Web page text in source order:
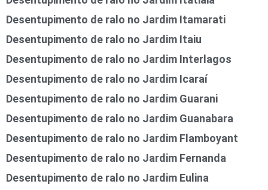
Desentupimento de ralo no Jardim Itamarati
Desentupimento de ralo no Jardim Itaiu
Desentupimento de ralo no Jardim Interlagos
Desentupimento de ralo no Jardim Icaraí
Desentupimento de ralo no Jardim Guarani
Desentupimento de ralo no Jardim Guanabara
Desentupimento de ralo no Jardim Flamboyant
Desentupimento de ralo no Jardim Fernanda
Desentupimento de ralo no Jardim Eulina